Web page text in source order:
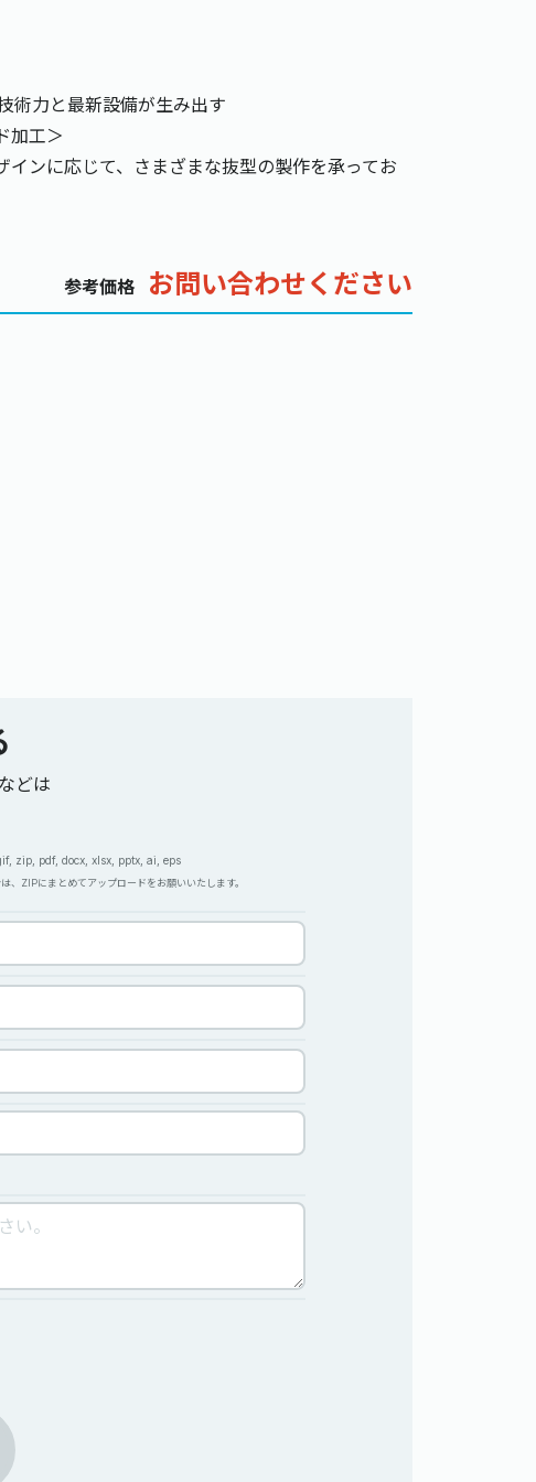
術力と最新設備が生み出す
加工＞
インに応じて、さまざまな抜型の製作を承ってお
参考価格 お問い合わせください
どは
zip, pdf, docx, xlsx, pptx, ai, eps
、ZIPにまとめてアップロードをお願いいたします。